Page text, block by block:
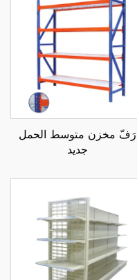
رَفّ مخزن متوسط الحمل
جديد